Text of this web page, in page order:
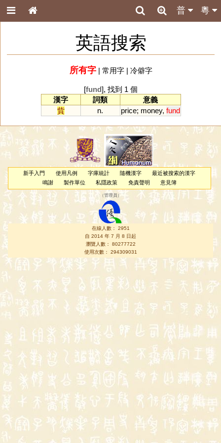
粵
普
英語搜索
所有字| 常用字| 冷僻字
[fund], 找到 1 個
漢字
詞類
意義
貲
n. price; money, fund
新手入門 使用凡例 字庫統計 隨機漢字
最近被搜索的漢字
鳴謝
製作單位 私隱政策 免責聲明 意見簿
（管理員 ）
在線人數： 2951
自 2014 年 7 月 8 日起
瀏覽人數： 80277722
使用次數： 294309031